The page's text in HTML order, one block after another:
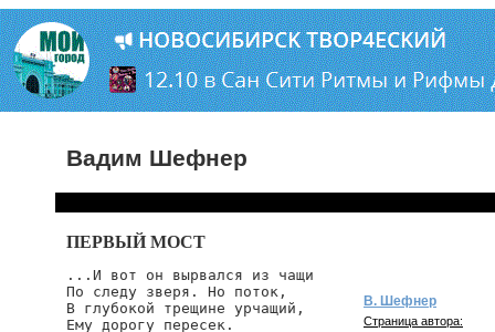
Вадим Шефнер
ПЕРВЫЙ МОСТ
...И вот он вырвался из чащи
По следу зверя. Но поток,
В глубокой трещине урчащий,
Ему дорогу пересек.
В. Шефнер
Страница автора: